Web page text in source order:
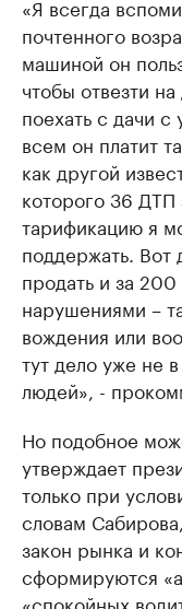
«Я всегда
почтенного
машиной он
чтобы отвезти
поехать с дачи
всем он платит
как другой
которого 36 ДТП
тарификацию я
поддержать. Вот
продать и за
нарушениями –
вождения или
тут дело уже не
людей», -
Но подобное
утверждает
только при
словам
закон рынка и
сформируются
«спокойных